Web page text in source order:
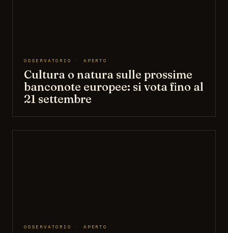
OSSERVATORIO · APERTO
Cultura o natura sulle prossime
banconote europee: si vota fino al
21 settembre
OSSERVATORIO · APERTO